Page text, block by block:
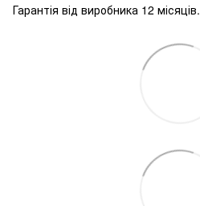
Гарантія від виробника 12 місяців.